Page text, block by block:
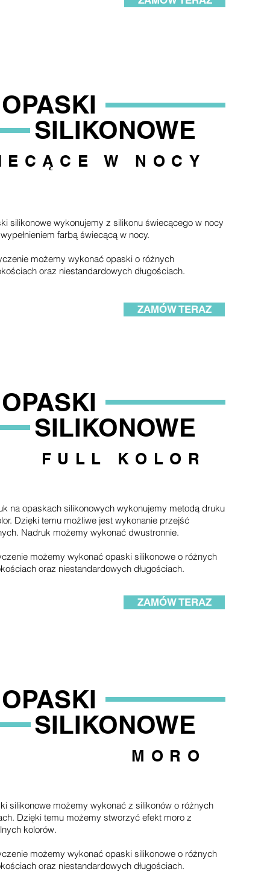
SILIKONOWE
OPASKI
W NOCY
silikonowe wykonujemy z silikonu świecącego w nocy
farbą świecącą w nocy.
możemy wykonać opaski o różnych
oraz niestandardowych długościach.
ZAMÓW TERAZ
SILIKONOWE
OPASKI
FULL KOLOR
na opaskach silikonowych wykonujemy metodą druku
Dzięki temu możliwe jest wykonanie przejść
Nadruk możemy wykonać dwustronnie.
możemy wykonać opaski silikonowe o różnych
oraz niestandardowych długościach.
ZAMÓW TERAZ
OPASKI
SILIKONOWE
MORO
silikonowe możemy wykonać z silikonów o różnych
Dzięki temu możemy stworzyć efekt moro z
kolorów.
możemy wykonać opaski silikonowe o różnych
oraz niestandardowych długościach.